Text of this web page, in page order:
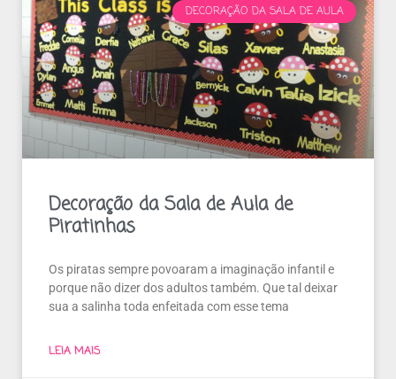
DECORAÇÃO DA SALA DE AULA
Decoração da Sala de Aula de
Piratinhas
Os piratas sempre povoaram a imaginação infantil e
porque não dizer dos adultos também. Que tal deixar
sua a salinha toda enfeitada com esse tema
LEIA MAIS